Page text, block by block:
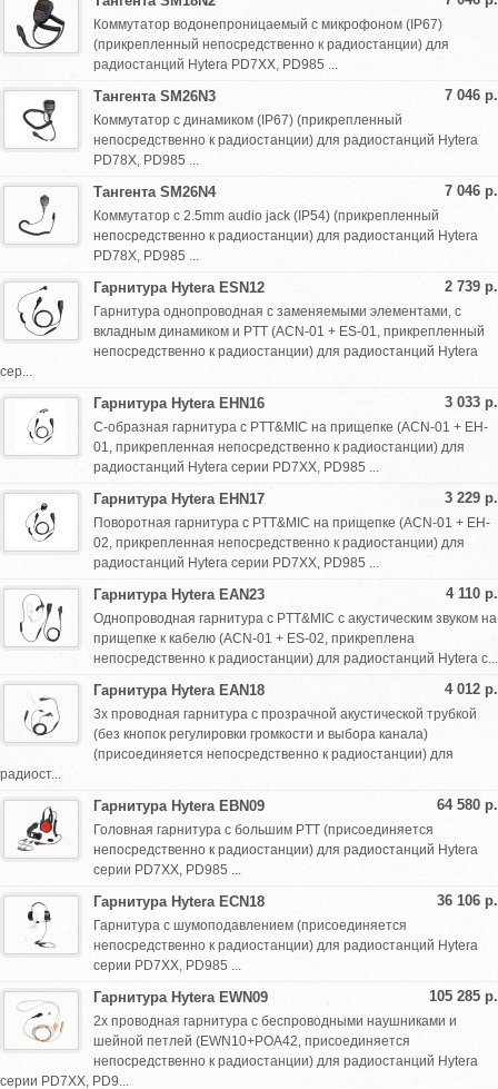
Коммутатор водонепроницаемый с микрофоном (IP67)
(прикрепленный непосредственно к радиостанции) для
радиостанций Hytera PD7XX, PD985 ...
7 046 р.
Тангента SM26N3
Коммутатор с динамиком (IP67) (прикрепленный
непосредственно к радиостанции) для радиостанций Hytera
PD78X, PD985 ...
7 046 р.
Тангента SM26N4
Коммутатор с 2.5mm audio jack (IP54) (прикрепленный
непосредственно к радиостанции) для радиостанций Hytera
PD78X, PD985 ...
2 739 р.
Гарнитура Hytera ESN12
Гарнитура однопроводная с заменяемыми элементами, с
вкладным динамиком и PTT (ACN-01 + ES-01, прикрепленный
непосредственно к радиостанции) для радиостанций Hytera
сер...
3 033 р.
Гарнитура Hytera EHN16
C-образная гарнитура с PTT&MIC на прищепке (ACN-01 + EH-
01, прикрепленная непосредственно к радиостанции) для
радиостанций Hytera серии PD7XX, PD985 ...
3 229 р.
Гарнитура Hytera EHN17
Поворотная гарнитура с PTT&MIC на прищепке (ACN-01 + EH-
02, прикрепленная непосредственно к радиостанции) для
радиостанций Hytera серии PD7XX, PD985 ...
4 110 р.
Гарнитура Hytera EAN23
Однопроводная гарнитура с PTT&MIC с акустическим звуком на
прищепке к кабелю (ACN-01 + ES-02, прикреплена
непосредственно к радиостанции) для радиостанций Hytera с...
4 012 р.
Гарнитура Hytera EAN18
3х проводная гарнитура с прозрачной акустической трубкой
(без кнопок регулировки громкости и выбора канала)
(присоединяется непосредственно к радиостанции) для
радиост...
64 580 р.
Гарнитура Hytera EBN09
Головная гарнитура с большим PTT (присоединяется
непосредственно к радиостанции) для радиостанций Hytera
серии PD7XX, PD985 ...
36 106 р.
Гарнитура Hytera ECN18
Гарнитура с шумоподавлением (присоединяется
непосредственно к радиостанции) для радиостанций Hytera
серии PD7XX, PD985 ...
105 285 р.
Гарнитура Hytera EWN09
2х проводная гарнитура с беспроводными наушниками и
шейной петлей (EWN10+POA42, присоединяется
непосредственно к радиостанции) для радиостанций Hytera
серии PD7XX, PD9...